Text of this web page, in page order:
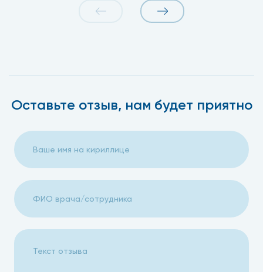
Оставьте отзыв, нам будет приятно